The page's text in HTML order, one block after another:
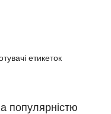
етикеток
популярністю